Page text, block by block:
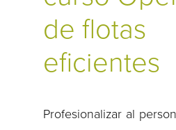
de flotas
eficientes
Profesionalizar al